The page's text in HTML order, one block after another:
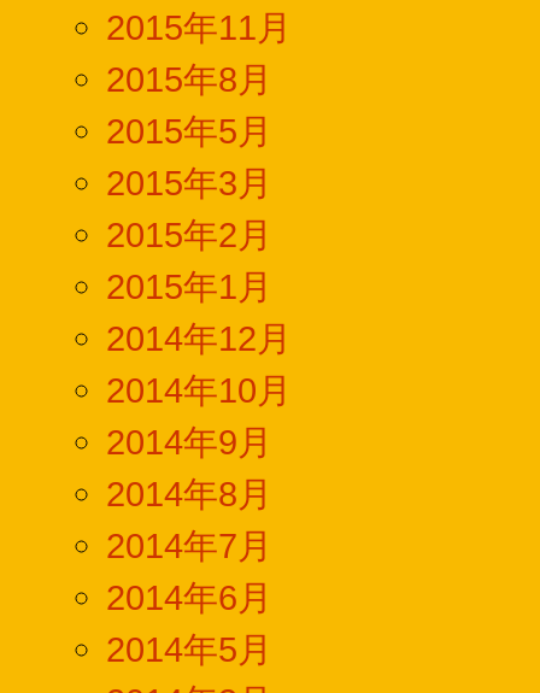
2015年11月
2015年8月
2015年5月
2015年3月
2015年2月
2015年1月
2014年12月
2014年10月
2014年9月
2014年8月
2014年7月
2014年6月
2014年5月